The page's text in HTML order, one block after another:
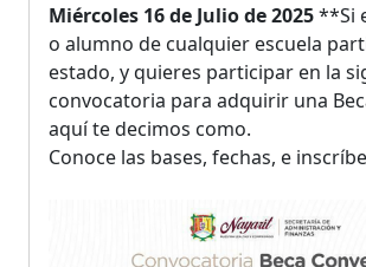
Miércoles 16 de Julio de 2025**Si
o alumno de cualquier escuela
estado, y quieres participar en la
convocatoria para adquirir una
aquí te decimos como.
Conoce las bases, fechas, e